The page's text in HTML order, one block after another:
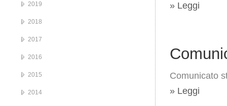
» Leggi
Comunicato
» Leggi
2019
2018
2017
2016
2015
2014